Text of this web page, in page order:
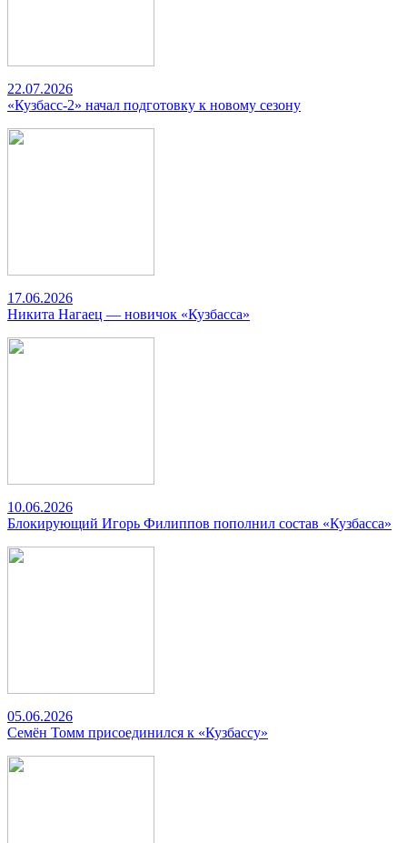
22.07.2026
«Кузбасс-2» начал подготовку к новому сезону
17.06.2026
Никита Нагаец — новичок «Кузбасса»
10.06.2026
Блокирующий Игорь Филиппов пополнил состав «Кузбасса»
05.06.2026
Семён Томм присоединился к «Кузбассу»